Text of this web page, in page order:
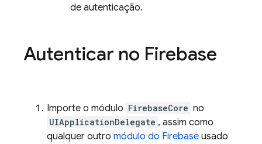
de autenticação.
Autenticar no Firebase
Importe o módulo FirebaseCore no
UIApplicationDelegate , assim como
qualquer outro módulo do Firebase usado